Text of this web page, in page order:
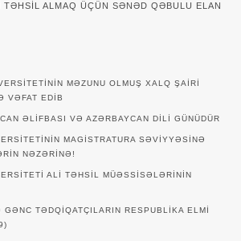
ALMAQ ÜÇÜN SƏNƏD QƏBULU ELAN
MƏZUNU OLMUŞ XALQ ŞAIRI
VƏFAT EDIB
ƏLIFBASI VƏ AZƏRBAYCAN DILI GÜNÜDÜR
MAGISTRATURA SƏVIYYƏSINƏ
NƏZƏRINƏ!
ALI TƏHSIL MÜƏSSISƏLƏRININ
GƏNC TƏDQİQATÇILARIN RESPUBLİKA ELMİ